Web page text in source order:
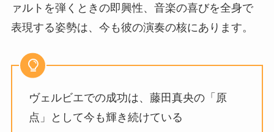
ァルトを弾くときの即興性、音楽の喜びを全身で
表現する姿勢は、今も彼の演奏の核にあります。
ヴェルビエでの成功は、藤田真央の「原
点」として今も輝き続けている